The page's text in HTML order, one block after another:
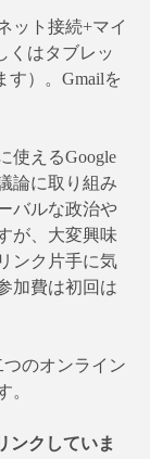
ット接続+マイ
くはタブレッ
す）。Gmailを
使えるGoogle
論に取り組み
バルな政治や
が、大変興味
ンク片手に気
加費は初回は
のオンライン
。
ンクしていま